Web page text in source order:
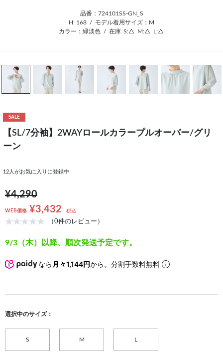
品番：724101SS-GN_S
H: 168 / モデル着用サイズ：M
カラー：緑淡色 / 在庫 S:△ M:△ L:△
SALE
【SL/7分袖】2WAYロールカラープルオーバー/グリ
ーン
12 人がお気に入りに登録中
¥4,290
WEB価格 ¥3,432 税込
（0件のレビュー）
9/3（木）以降、順次発送予定です。
なら 月々1,144円から。分割手数料無料
選択中のサイズ：
S M